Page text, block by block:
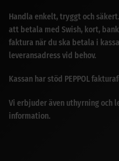
Handla enkelt, tryggt och
att betala med Swish, kort,
faktura när du ska betala i
leveransadress vid behov.
Kassan har stöd PEPPOL
Vi erbjuder även uthyrning och
information.